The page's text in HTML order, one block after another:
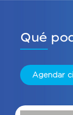
Qué
Agendar